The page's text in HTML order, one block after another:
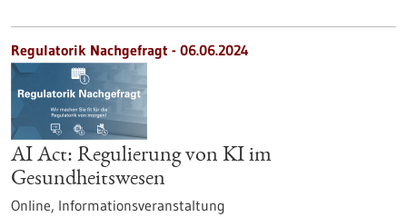
Regulatorik Nachgefragt - 06.06.2024
AI Act: Regulierung von KI im
Gesundheitswesen
Online, Informationsveranstaltung